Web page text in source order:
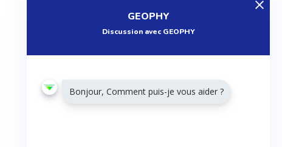
GEOPHY
Discussion avec GEOPHY
Bonjour, Comment puis-je vous aider ?
Tutoriels
Articles